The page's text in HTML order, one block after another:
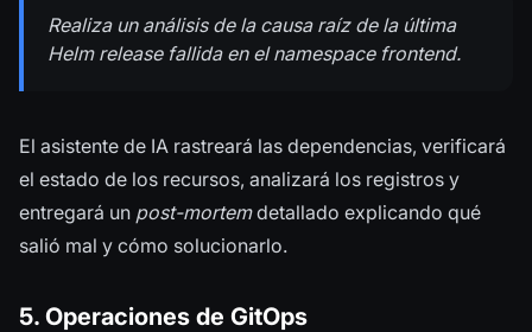
Realiza un análisis de la causa raíz de la última
Helm release fallida en elnamespacefrontend.
El asistente de IA rastreará las dependencias, verificará
el estado de los recursos, analizará los registros y
entregará un post-mortemdetallado explicando qué
salió mal y cómo solucionarlo.
5. Operaciones de GitOps